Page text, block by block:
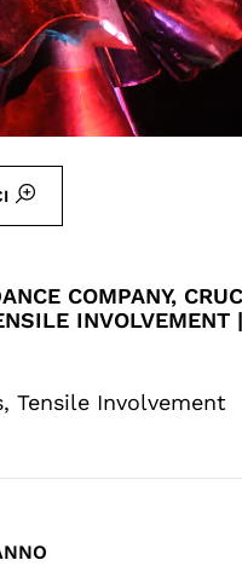
COMPANY,
INVOLVEMENT
Tensile Involvement